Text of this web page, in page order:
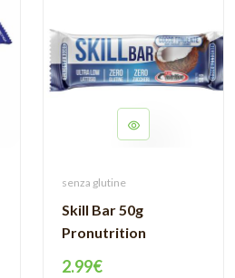
senza glutine
Skill Bar 50g
Pronutrition
2.99€